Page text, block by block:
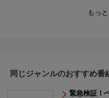
もっ
同じジャンルのおすすめ番
緊急検証！